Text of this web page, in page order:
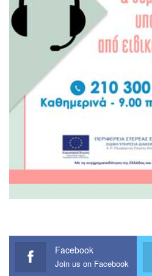
Facebook
Join us on Facebook